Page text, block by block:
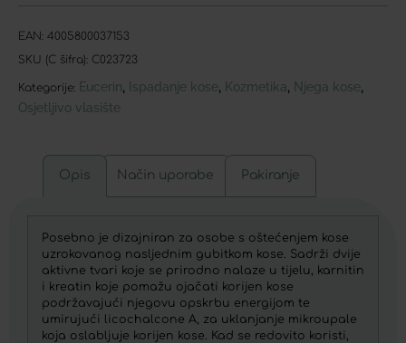
EAN: 4005800037153
SKU (C šifra): C023723
Kategorije: Eucerin, Ispadanje kose, Kozmetika, Njega kose,
Osjetljivo vlasište
Opis Način uporabe Pakiranje
Posebno je dizajniran za osobe s oštećenjem kose
uzrokovanog nasljednim gubitkom kose. Sadrži dvije
aktivne tvari koje se prirodno nalaze u tijelu, karnitin
i kreatin koje pomažu ojačati korijen kose
podržavajući njegovu opskrbu energijom te
umirujući licochalcone A, za uklanjanje mikroupale
koja oslabljuje korijen kose. Kad se redovito koristi,